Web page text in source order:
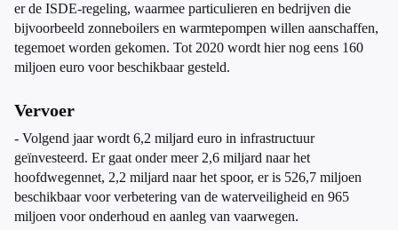
er de ISDE-regeling, waarmee particulieren en bedrijven die
bijvoorbeeld zonneboilers en warmtepompen willen aanschaffen,
tegemoet worden gekomen. Tot 2020 wordt hier nog eens 160
miljoen euro voor beschikbaar gesteld.
Vervoer
- Volgend jaar wordt 6,2 miljard euro in infrastructuur
geïnvesteerd. Er gaat onder meer 2,6 miljard naar het
hoofdwegennet, 2,2 miljard naar het spoor, er is 526,7 miljoen
beschikbaar voor verbetering van de waterveiligheid en 965
miljoen voor onderhoud en aanleg van vaarwegen.